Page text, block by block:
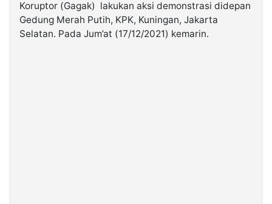
Kabarbaru.co
Koruptor (Gagak) lakukan aksi demonstrasi didepan
Gedung Merah Putih, KPK, Kuningan, Jakarta
Selatan. Pada Jum’at (17/12/2021) kemarin.